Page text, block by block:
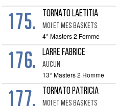
175. TORNATO LAETITIA
MOI ET MES BASKETS
4° Masters 2 Femme
176. LARRE FABRICE
AUCUN
13° Masters 2 Homme
177. TORNATO PATRICIA
MOI ET MES BASKETS